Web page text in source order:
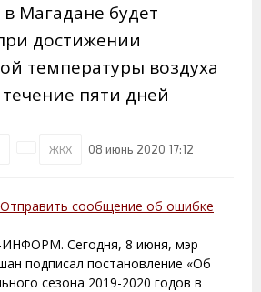
Магадане будет
достижении
температуры воздуха
течение пяти дней
ЖКХ 08 июнь 2020 17:12
Отправить сообщение об ошибке
Сегодня, 8 июня, мэр
подписал постановление «Об
сезона 2019-2020 годов в